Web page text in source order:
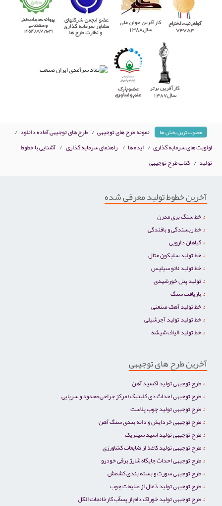
محبوب ترین بخش ها نمونه طرح های توجیهی / طرح های توجیهی آماده دانلود /
اولویت های سرمایه گذاری / ایده ها / راهنمای سرمایه گذاری / آشنایی با خطوط
تولید / کتاب طرح توجیهی
آخرین خطوط تولید معرفی شده
خط سنگ بری مدرن
خط ریسندگی و بافندگی
گیاهان دارویی
خط تولید سلیکون متال
خط تولید نانو سیلیس
تولید پنل خورشیدی
بازیافت سنگ
خط تولید آهک صنعتی
خط تولید تولید آجرشیلی
خط تولید الیاف شیشه
آخرین طرح های توجیهی
طرح توجیهی تولید اکسید آهن
طرح توجیهی احداث دی کلینیک؛ مرکز جراحی محدود و سرپایی
طرح توجیهی تولید چوب پلاست
طرح توجیهی خردایش و دانه بندی سنگ آهن
طرح توجیهی تولید اسید سیتریک
طرح توجیهی تولید کاغذ از ضایعات کشاورزی
طرح توجیهی احداث جایگاه شارژ برقی خودرو
طرح توجیهی سورت و بسته بندی کشمش
طرح توجیهی تولید ذغال از ضایعات چوب
طرح توجیهی تولید خوراک دام از پسآب کارخانجات الکل